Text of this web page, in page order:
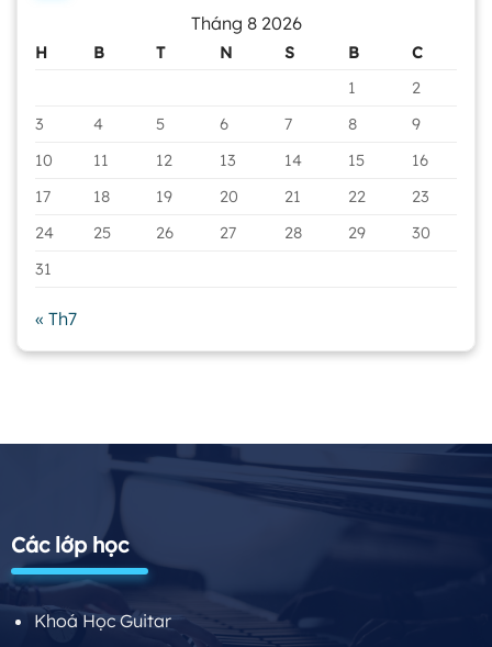
Tháng 8 2026
H B T N S B
C
1
2
3
4 5 6 7 8
9
10
11 12 13 14 15
16
17
18 19 20 21 22
23
24
25 26 27 28 29
30
31
« Th7
Các lớp học
Khoá Học Guitar